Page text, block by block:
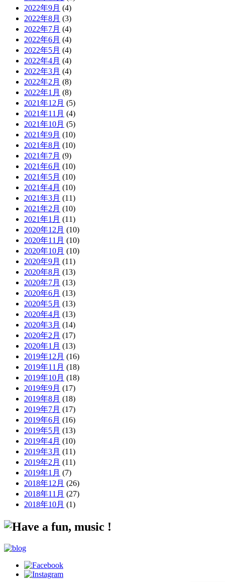
2022年9月 (4)
2022年8月 (3)
2022年7月 (4)
2022年6月 (4)
2022年5月 (4)
2022年4月 (4)
2022年3月 (4)
2022年2月 (8)
2022年1月 (8)
2021年12月 (5)
2021年11月 (4)
2021年10月 (5)
2021年9月 (10)
2021年8月 (10)
2021年7月 (9)
2021年6月 (10)
2021年5月 (10)
2021年4月 (10)
2021年3月 (11)
2021年2月 (10)
2021年1月 (11)
2020年12月 (10)
2020年11月 (10)
2020年10月 (10)
2020年9月 (11)
2020年8月 (13)
2020年7月 (13)
2020年6月 (13)
2020年5月 (13)
2020年4月 (13)
2020年3月 (14)
2020年2月 (17)
2020年1月 (13)
2019年12月 (16)
2019年11月 (18)
2019年10月 (18)
2019年9月 (17)
2019年8月 (18)
2019年7月 (17)
2019年6月 (16)
2019年5月 (13)
2019年4月 (10)
2019年3月 (11)
2019年2月 (11)
2019年1月 (7)
2018年12月 (26)
2018年11月 (27)
2018年10月 (1)